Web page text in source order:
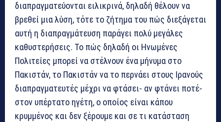
διαπραγματεύονται ειλικρινά, δηλαδή θέλουν να
βρεθεί μια λύση, τότε το ζήτημα του πώς διεξάγεται
αυτή η διαπραγμάτευση παράγει πολύ μεγάλες
καθυστερήσεις. Το πώς δηλαδή οι Ηνωμένες
Πολιτείες μπορεί να στέλνουν ένα μήνυμα στο
Πακιστάν, το Πακιστάν να το περνάει στους Ιρανούς
διαπραγματευτές μέχρι να φτάσει- αν φτάνει ποτέ-
στον υπέρτατο ηγέτη, ο οποίος είναι κάπου
κρυμμένος και δεν ξέρουμε και σε τι κατάσταση